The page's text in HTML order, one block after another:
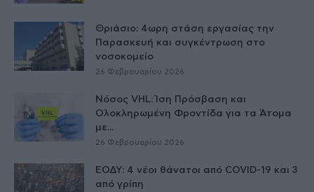
Θριάσιο: 4ωρη στάση εργασίας την
Παρασκευή και συγκέντρωση στο
νοσοκομείο
26 Φεβρουαρίου 2026
Νόσος VHL: Ίση Πρόσβαση και
Ολοκληρωμένη Φροντίδα για τα Άτομα
με...
26 Φεβρουαρίου 2026
ΕΟΔΥ: 4 νέοι θάνατοι από COVID-19 και 3
από γρίπη